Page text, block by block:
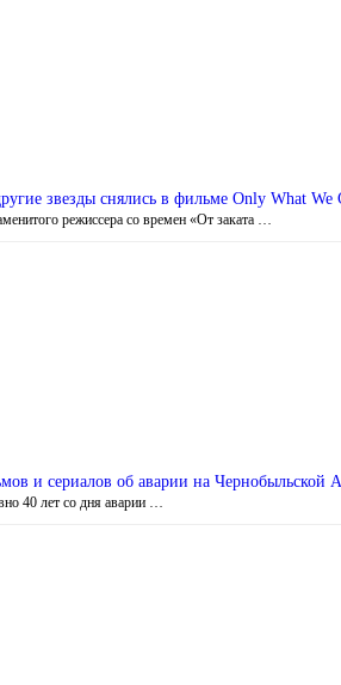
звезды снялись в фильме Only What We
режиссера со времен «От заката …
и сериалов об аварии на Чернобыльской
40 лет со дня аварии …